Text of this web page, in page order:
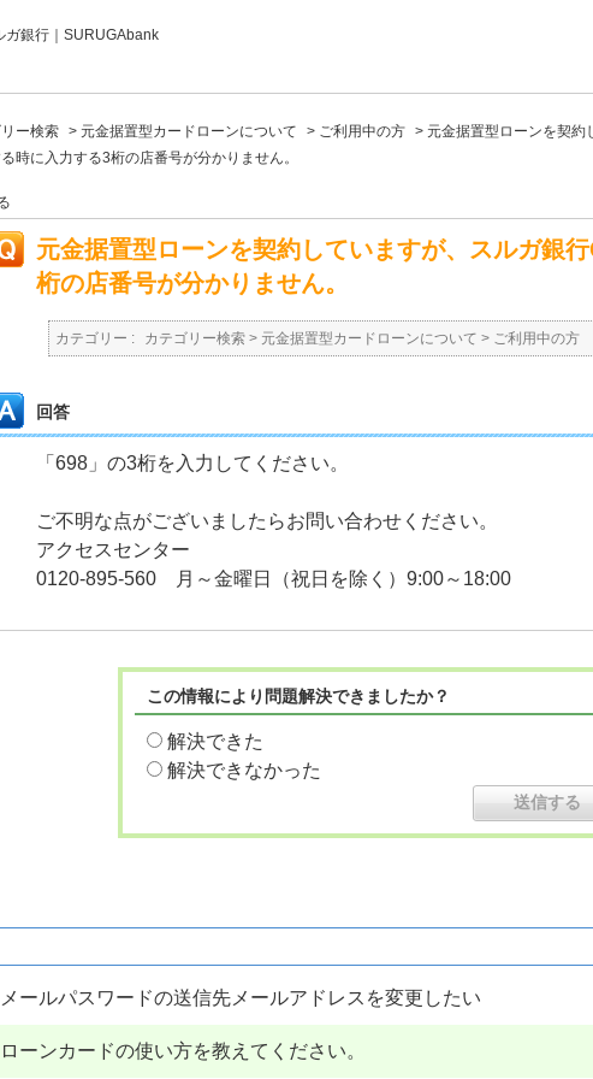
ー検索 > 元金据置型カードローンについて > ご利用中の方 > 元金据置型ローンを契約
時に入力する3桁の店番号が分かりません。
元金据置型ローンを契約していますが、スルガ銀
桁の店番号が分かりません。
カテゴリー : カテゴリー検索 > 元金据置型カードローンについて > ご利用中の方
回答
「698」の3桁を入力してください。
ご不明な点がございましたらお問い合わせください。
アクセスセンター
0120-895-560 月～金曜日（祝日を除く）9:00～18:00
この情報により問題解決できましたか？
解決できた
解決できなかった
メールパスワードの送信先メールアドレスを変更したい
ローンカードの使い方を教えてください。